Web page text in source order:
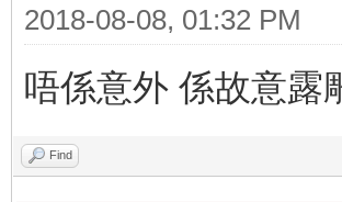
2018-08-08, 01:32 PM
唔係意外 係故意露
Find